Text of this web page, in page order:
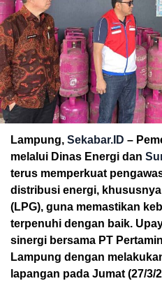
Lampung, Sekabar.ID –
melalui Dinas Energi dan
terus memperkuat
distribusi energi,
(LPG), guna memastikan
terpenuhi dengan baik.
sinergi bersama PT
Lampung dengan
lapangan pada Jumat (27/3/